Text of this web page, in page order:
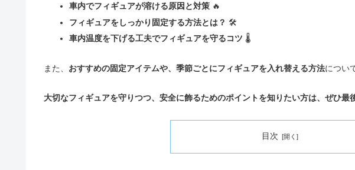
車内でフィギュアが溶ける原因と対策🔥
フィギュアをしっかり固定する方法とは？ 🛠
車内温度を下げる工夫でフィギュアを守るコツ 🌡
また、 おすすめの固定アイテムや、季節ごとにフィギュアを入れ替える方法につい
大切なフィギュアを守りつつ、安全に飾るためのポイントを知りたい方は、ぜひ最
目次